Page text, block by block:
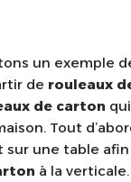
un exemple
de rouleaux
de carton
Tout
sur une table afin
à la